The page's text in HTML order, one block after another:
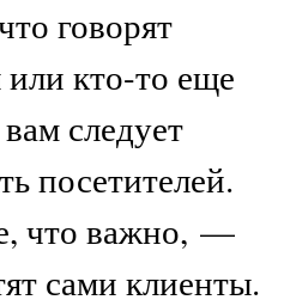
говорят
или кто-то еще
следует
посетителей.
что важно, —
сами клиенты.